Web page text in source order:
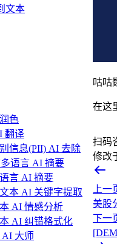
文本
色
翻译
信息(PII) AI 去除
语言 AI 摘要
言 AI 摘要
本 AI 关键字提取
AI 情感分析
AI 纠错格式化
大师
咕咕
在这
扫码
修改
上一
美股
下一